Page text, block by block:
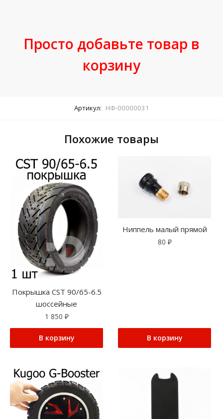
Просто добавьте товар в
корзину
Артикул: НФ-00000031
Похожие товары
Покрышка CST 90/65-6.5
шоссейные
1 850 ₽
В корзину
Ниппель малый прямой
80 ₽
В корзину